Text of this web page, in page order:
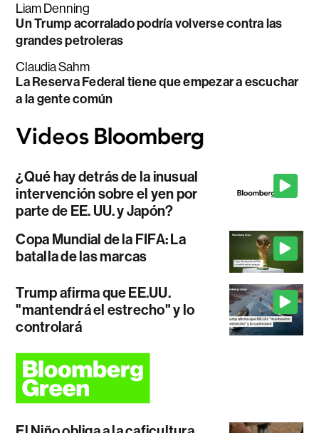
Liam Denning
Un Trump acorralado podría volverse contra las
grandes petroleras
Claudia Sahm
La Reserva Federal tiene que empezar a escuchar
a la gente común
¿Qué hay detrás de la inusual
intervención sobre el yen por
parte de EE. UU. y Japón?
Copa Mundial de la FIFA: La
batalla de las marcas
Trump afirma que EE.UU.
"mantendrá el estrecho" y lo
controlará